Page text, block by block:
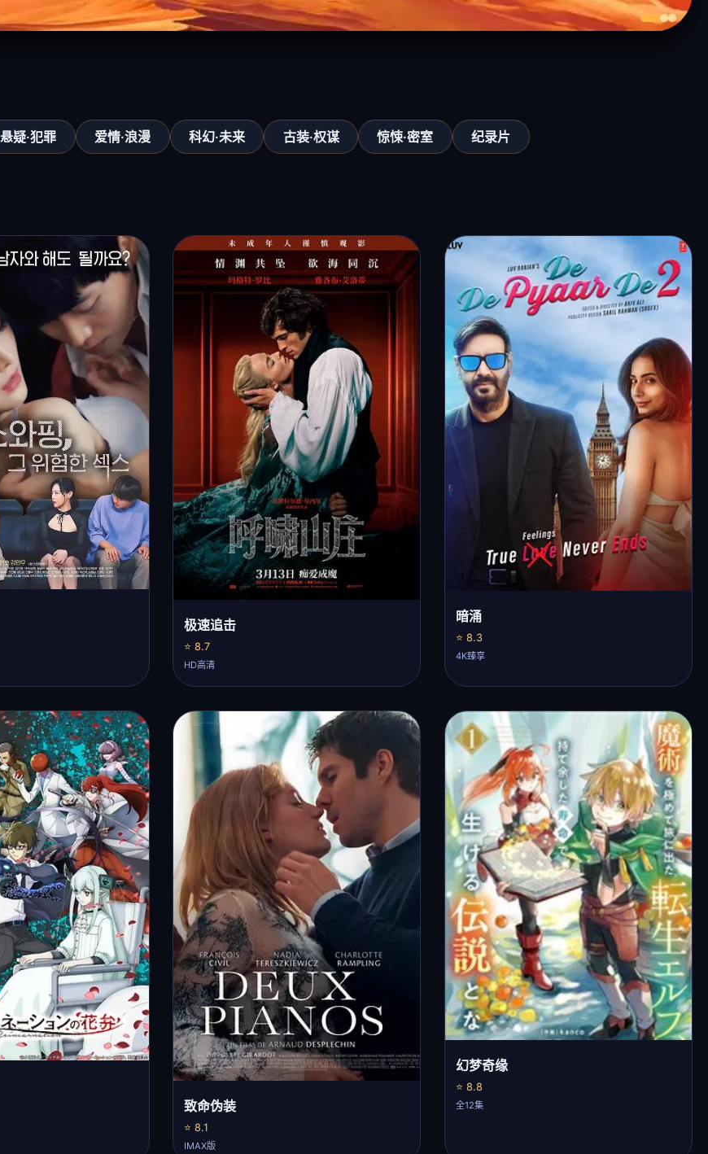
悬疑·犯罪 爱情·浪漫 科幻·未来 古装·权谋 惊悚·密室 纪录片
极速追击
⭐ 8.7
HD高清
暗涌
⭐ 8.3
4K臻享
致命伪装
⭐ 8.1
IMAX版
幻梦奇缘
⭐ 8.8
全12集